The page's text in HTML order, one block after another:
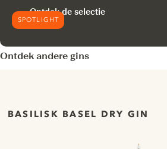
SPOTLIGHT
Ontdek de selectie
Ontdek andere gins
BASILISK BASEL DRY GIN